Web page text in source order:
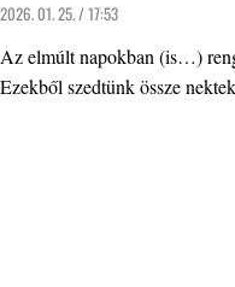
2026. 01. 25. / 17:53
Az elmúlt napokban (is…)
Ezekből szedtünk össze